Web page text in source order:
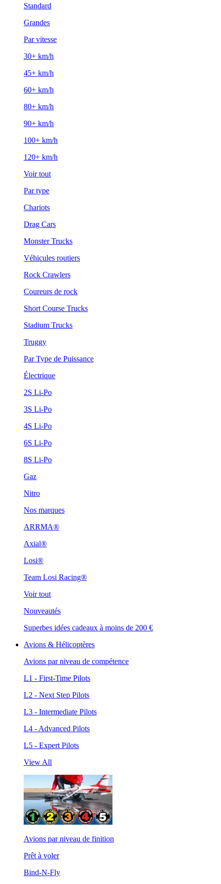
Standard
Grandes
Par vitesse
30+ km/h
45+ km/h
60+ km/h
80+ km/h
90+ km/h
100+ km/h
120+ km/h
Voir tout
Par type
Chariots
Drag Cars
Monster Trucks
Véhicules routiers
Rock Crawlers
Coureurs de rock
Short Course Trucks
Stadium Trucks
Truggy
Par Type de Puissance
Électrique
2S Li-Po
3S Li-Po
4S Li-Po
6S Li-Po
8S Li-Po
Gaz
Nitro
Nos marques
ARRMA®
Axial®
Losi®
Team Losi Racing®
Voir tout
Nouveautés
Superbes idées cadeaux à moins de 200 €
Avions & Hélicoptères
Avions par niveau de compétence
L1 - First-Time Pilots
L2 - Next Step Pilots
L3 - Intermediate Pilots
L4 - Advanced Pilots
L5 - Expert Pilots
View All
Avions par niveau de finition
Prêt à voler
Bind-N-Fly